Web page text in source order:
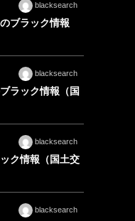
blacksearch
ブラック情報
blacksearch
ラック情報（国
blacksearch
ク情報（国土交
blacksearch